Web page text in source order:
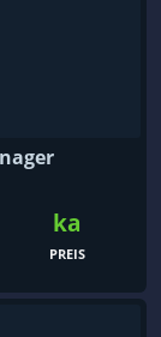
ka
PREIS